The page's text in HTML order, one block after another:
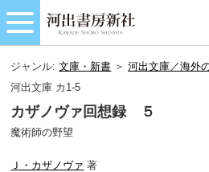
ジャンル:文庫・新書 ＞河出文庫／海外
河出文庫 カ1-5
カザノヴァ回想録 ５
魔術師の野望
Ｊ・カザノヴァ 著